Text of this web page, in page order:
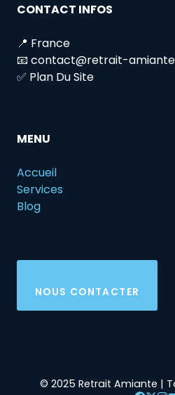
CONTACT INFOS
📍 France
📧 contact@retrait-
✅ Plan Du Site
MENU
Accueil
Services
Blog
NOUS CONTACTER
© 2025 Retrait Amiante |